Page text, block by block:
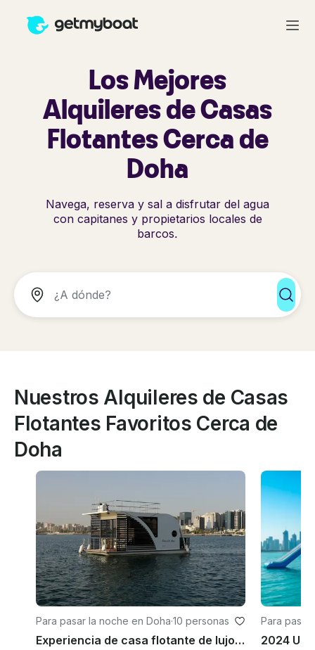
Los Mejores
Alquileres de Casas
Flotantes Cerca de
Doha
Navega, reserva y sal a disfrutar del agua
con capitanes y propietarios locales de
barcos.
Nuestros Alquileres de Casas
Flotantes Favoritos Cerca de
Doha
Para pasar la noche en Doha·10 personas
Experiencia de casa flotante de lujo en el antiguo puerto de Doha, Doha, Qatar
Para pasar